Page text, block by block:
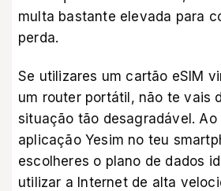
multa bastante elevada para
perda.
Se utilizares um cartão eSIM
um router portátil, não te vais
situação tão desagradável. Ao
aplicação Yesim no teu
escolheres o plano de dados
utilizar a Internet de alta